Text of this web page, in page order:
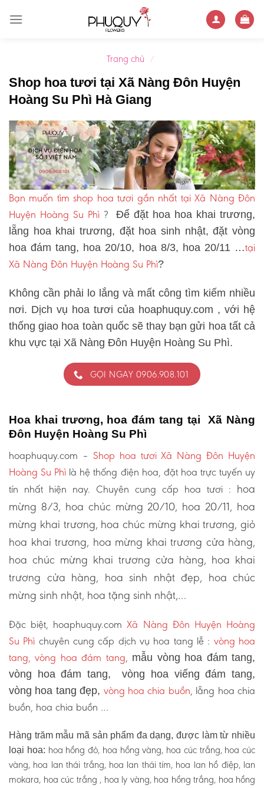
Trang chủ /
Shop hoa tươi tại Xã Nàng Đôn Huyện
Hoàng Su Phì Hà Giang
Bạn muốn tìm shop hoa tươi gần nhất tại Xã Nàng Đôn
Huyện Hoàng Su Phì ? Để đặt hoa hoa khai trương,
lẵng hoa khai trương, đặt hoa sinh nhật, đặt vòng
hoa đám tang, hoa 20/10, hoa 8/3, hoa 20/11 …tại
Xã Nàng Đôn Huyện Hoàng Su Phì?
Không cần phải lo lắng và mất công tìm kiếm nhiều
nơi. Dịch vụ hoa tươi của hoaphuquy.com , với hệ
thống giao hoa toàn quốc sẽ thay bạn gửi hoa tất cả
khu vực tại Xã Nàng Đôn Huyện Hoàng Su Phì.
GỌI NGAY 0906.908.101
Hoa khai trương, hoa đám tang tại Xã Nàng
Đôn Huyện Hoàng Su Phì
hoaphuquy.com – Shop hoa tươi Xã Nàng Đôn Huyện
Hoàng Su Phì là hệ thống điện hoa, đặt hoa trực tuyến uy
tín nhất hiện nay. Chuyên cung cấp hoa tươi : hoa
mừng 8/3, hoa chúc mừng 20/10, hoa 20/11, hoa
mừng khai trương, hoa chúc mừng khai trương, giỏ
hoa khai trương, hoa mừng khai trương cửa hàng,
hoa chúc mừng khai trương cửa hàng, hoa khai
trương cửa hàng, hoa sinh nhật đẹp, hoa chúc
mừng sinh nhật, hoa tặng sinh nhật,…
Đặc biệt, hoaphuquy.com Xã Nàng Đôn Huyện Hoàng
Su Phì chuyên cung cấp dịch vụ hoa tang lễ : vòng hoa
tang, vòng hoa đám tang, mẫu vòng hoa đám tang,
vòng hoa đám tang, vòng hoa viếng đám tang,
vòng hoa tang đẹp, vòng hoa chia buồn, lẵng hoa chia
buồn, hoa chia buồn …
Hàng trăm mẫu mã sản phẩm đa dạng, được làm từ nhiều
loại hoa: hoa hồng đỏ, hoa hồng vàng, hoa cúc trắng, hoa cúc
vàng, hoa lan thái trắng, hoa lan thái tím, hoa lan hồ điệp, lan
mokara, hoa cúc trắng , hoa ly vàng, hoa hồng trắng, hoa hồng